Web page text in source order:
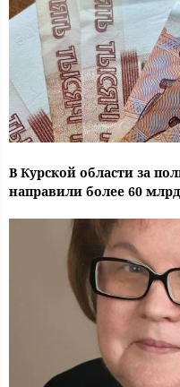
В Курской области за
направили более 60